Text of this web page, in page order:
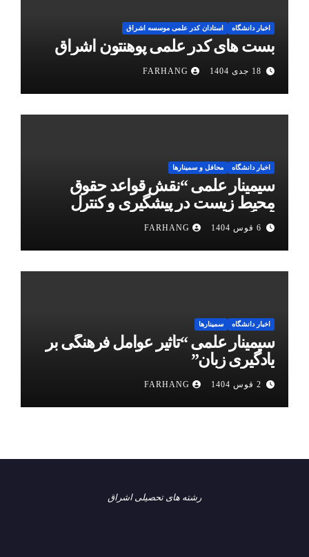
اخبار دانشگاه استادان کدر علمی موسسه اشراق
بست های کدر علمی پوهنتون اشراق
18 جدی 1404 FARHANG
اخبار دانشگاه محافل و سمینارها
سیمینار علمی “نقش قواعد حقوق
محیط زیست در پیشگیری و کنترل
آلودگی هوا”
6 قوس 1404 FARHANG
اخبار دانشگاه سمینارها
سیمینار علمی “تأثیر عوامل فرهنگی بر
یادگیری زبان”
2 قوس 1404 FARHANG
رشته های تحصیلی اشراق